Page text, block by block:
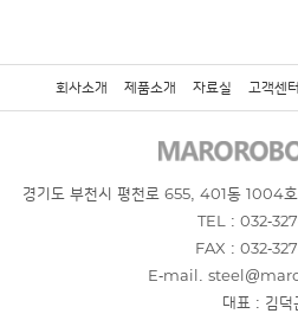
회사소개 제품소개 자료실 고객센터
경기도 부천시 평천로 655, 401동 1004
TEL : 032-
FAX : 032-
E-mail.
대표 : 김덕